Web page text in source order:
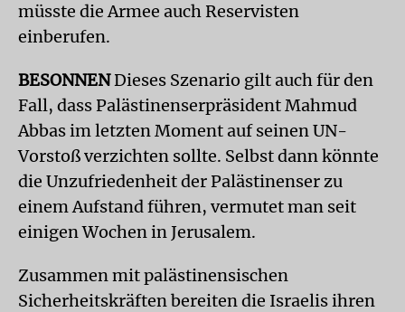
müsste die Armee auch Reservisten
einberufen.
BESONNENDieses Szenario gilt auch für den
Fall, dass Palästinenserpräsident Mahmud
Abbas im letzten Moment auf seinen UN-
Vorstoß verzichten sollte. Selbst dann könnte
die Unzufriedenheit der Palästinenser zu
einem Aufstand führen, vermutet man seit
einigen Wochen in Jerusalem.
Zusammen mit palästinensischen
Sicherheitskräften bereiten die Israelis ihren